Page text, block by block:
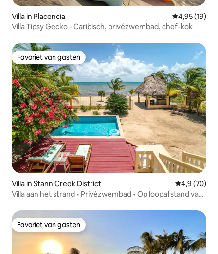
Villa in Placencia Gemiddelde
4,95 (19)
Villa Tipsy Gecko - Caribisch, privézwembad, chef-kok
Favoriet van gasten
Favoriet van gasten
Villa in Stann Creek District Gemiddelde
4,9 (70)
Villa aan het strand • Privézwembad • Op loopafstand van
Favoriet van gasten
Favoriet van gasten